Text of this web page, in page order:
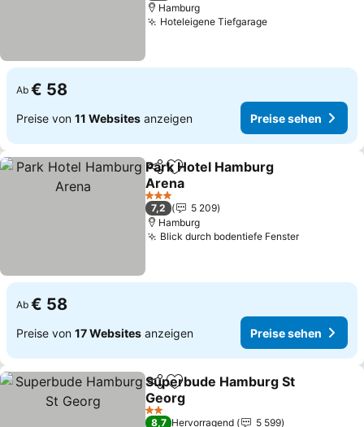
Hamburg
Hoteleigene TiefgaragePreise sehen
Ab € 58
Preise von 11 Websites anzeigen Preise sehen
TeilenZu Favoriten hinzufügen
Park Hotel Hamburg
Arena
Preise sehen
3 Sterne
7,2
5 209
Hamburg
Blick durch bodentiefe FensterPreise
Ab € 58
Preise von 17 Websites anzeigen Preise sehen
TeilenZu Favoriten hinzufügen
Superbude Hamburg St
Georg
Preise sehen
2 Sterne
8,7 Hervorragend
5 599